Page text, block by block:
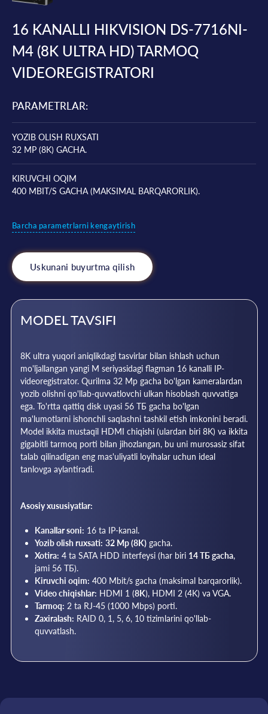
16 KANALLI HIKVISION DS-7716NI-
M4 (8K ULTRA HD) TARMOQ
VIDEOREGISTRATORI
PARAMETRLAR:
YOZIB OLISH RUXSATI
32 MP (8K) GACHA.
KIRUVCHI OQIM
400 MBIT/S GACHA (MAKSIMAL BARQARORLIK).
Barcha parametrlarni kengaytirish
Uskunani buyurtma qilish
MODEL TAVSIFI
8K ultra yuqori aniqlikdagi tasvirlar bilan ishlash uchun
mo'ljallangan yangi M seriyasidagi flagman 16 kanalli IP-
videoregistrator. Qurilma 32 Mp gacha bo'lgan kameralardan
yozib olishni qo'llab-quvvatlovchi ulkan hisoblash quvvatiga
ega. To'rtta qattiq disk uyasi 56 ТБ gacha bo'lgan
ma'lumotlarni ishonchli saqlashni tashkil etish imkonini beradi.
Model ikkita mustaqil HDMI chiqishi (ulardan biri 8K) va ikkita
gigabitli tarmoq porti bilan jihozlangan, bu uni murosasiz sifat
talab qilinadigan eng mas'uliyatli loyihalar uchun ideal
tanlovga aylantiradi.
Asosiy xususiyatlar:
Kanallar soni: 16 ta IP-kanal.
Yozib olish ruxsati: 32 Mp (8K)gacha.
Xotira: 4 ta SATA HDD interfeysi (har biri 14 ТБ gacha,
jami 56 ТБ).
Kiruvchi oqim: 400 Mbit/s gacha (maksimal barqarorlik).
Video chiqishlar: HDMI 1 (8K), HDMI 2 (4K) va VGA.
Tarmoq: 2 ta RJ-45 (1000 Mbps) porti.
Zaxiralash: RAID 0, 1, 5, 6, 10 tizimlarini qo'llab-
quvvatlash.